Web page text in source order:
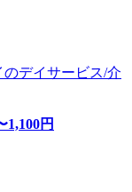
デイサービス/介
1,100円